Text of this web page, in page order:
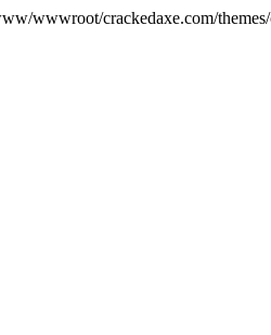
wwwroot/crackedaxe.com/